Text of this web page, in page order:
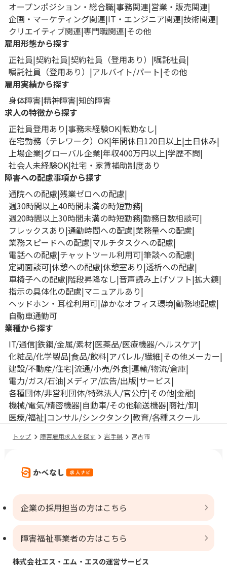
オープンポジション・総合職 事務関連 営業・販売関連
企画・マーケティング関連 IT・エンジニア関連 技術関連
クリエイティブ関連 専門職関連 その他
雇用形態から探す
正社員 契約社員 契約社員（登用あり）
嘱託社員
嘱託社員（登用あり）
アルバイト/パート その他
雇用実績から探す
身体障害 精神障害 知的障害
求人の特徴から探す
正社員登用あり 事務未経験OK 転勤なし
在宅勤務（テレワーク）OK 年間休日120日以上 土日休み
上場企業 グローバル企業 年収400万円以上 学歴不問
社会人未経験OK 社宅・家賃補助制度あり
障害への配慮事項から探す
通院への配慮 残業ゼロへの配慮
週30時間以上40時間未満の時短勤務
週20時間以上30時間未満の時短勤務 勤務日数相談可
フレックスあり 通勤時間への配慮 業務量への配慮
業務スピードへの配慮 マルチタスクへの配慮
電話への配慮 チャットツール利用可 筆談への配慮
定期面談可 休憩への配慮 休憩室あり 透析への配慮
車椅子への配慮 階段昇降なし 音声読み上げソフト 拡大鏡
指示の具体化の配慮 マニュアルあり
ヘッドホン・耳栓利用可 静かなオフィス環境 勤務地配慮
自動車通勤可
業種から探す
IT/通信 鉄鋼/金属/素材 医薬品/医療機器/ヘルスケア
化粧品/化学製品 食品/飲料 アパレル/繊維 その他メーカー
建設/不動産/住宅 流通/小売/外食 運輸/物流/倉庫
電力/ガス/石油 メディア/広告/出版 サービス
各種団体/非営利団体/特殊法人/官公庁 その他 金融
機械/電気/精密機器 自動車/その他輸送機器 商社/卸
医療/福祉 コンサル/シンクタンク 教育/各種スクール
トップ 障害雇用求人を探す 岩手県 宮古市
企業の採用担当の方はこちら
障害福祉事業者の方はこちら
株式会社エス・エム・エスの運営サービス